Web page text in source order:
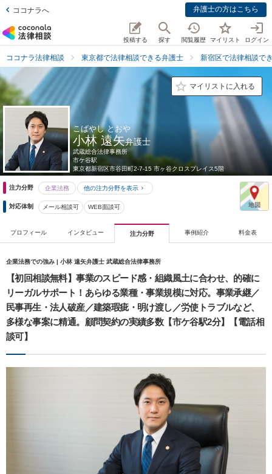
ココナラへ 弁護士の方はこちら
投稿する 探す 閲覧履歴 マイリスト ログイン
ココナラ法律相談 東京都で法律相談できる弁護士 新宿区で法律相談で
マイリストに入れる
こばやし とおや
小林 遠矢弁護士
武蔵総合法律事務所
市ケ谷駅
東京都新宿区市谷田町2-7-15 市ヶ谷クロスプレイス5階
注力分野 企業法務 他の注力分野を表示
対応体制 メール相談可 WEB面談可
プロフィール インタビュー 注力分野 事例紹介 料金表
企業法務での強み | 小林 遠矢弁護士 武蔵総合法律事務所
【初回相談無料】事業のスピード感・組織風土に合わせ、的確に
リーガルサポート！あらゆる業種・事業規模に対応。事業承継／
民事再生・法人破産／建築瑕疵・明け渡し／労使トラブルなど、
多様な事案に精通。顧問契約の実績多数【市ケ谷駅2分】【電話相
談可】